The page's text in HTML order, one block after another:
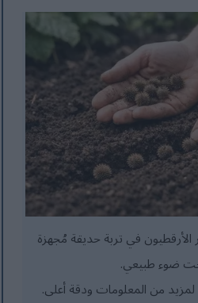
الأرقطيون في تربة حديقة مُجهزة
ضوء طبيعي.
من المعلومات ودقة أعلى.